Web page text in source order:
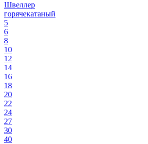
Швеллер
горячекатаный
5
6
8
10
12
14
16
18
20
22
24
27
30
40